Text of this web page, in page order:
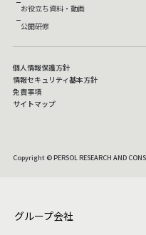
お役立ち資料・動画
公開研修
Copyright © PERSOL RESEARCH AND
個人情報保護方針
情報セキュリティ基本方針
免責事項
サイトマップ
グループ会社